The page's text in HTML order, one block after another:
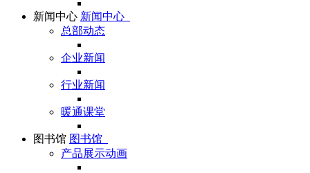
新闻中心 新闻中心
总部动态
企业新闻
行业新闻
暖通课堂
图书馆 图书馆
产品展示动画